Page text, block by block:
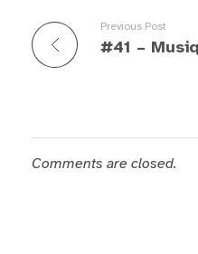
Previous Post
#41 –
Comments are closed.